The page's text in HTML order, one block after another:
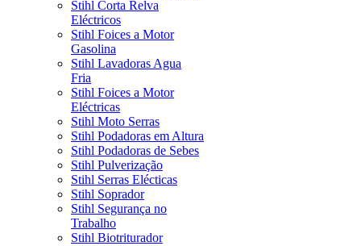
Stihl Corta Relva
Eléctricos
Stihl Foices a Motor
Gasolina
Stihl Lavadoras Agua
Fria
Stihl Foices a Motor
Eléctricas
Stihl Moto Serras
Stihl Podadoras em Altura
Stihl Podadoras de Sebes
Stihl Pulverização
Stihl Serras Elécticas
Stihl Soprador
Stihl Segurança no
Trabalho
Stihl Biotriturador